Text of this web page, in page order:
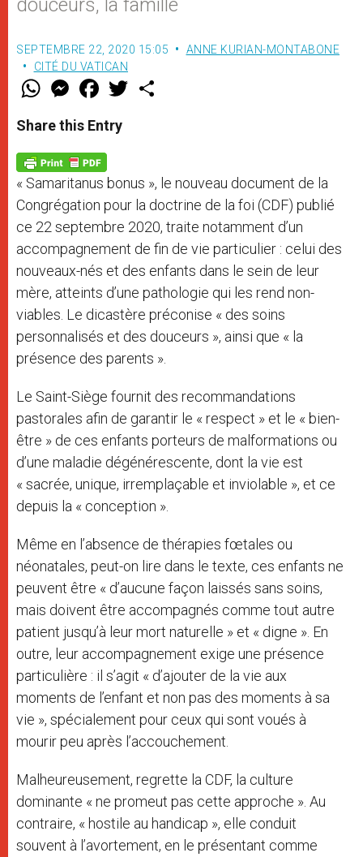
douceurs, la famille
SEPTEMBRE 22, 2020 15:05
ANNE KURIAN-MONTABONE
CITÉ DU VATICAN
W
t
s
p
p
M
e
s
e
g
e
r
F
a
e
b
o
k
w
Share this Entry
« Samaritanus bonus », le nouveau document de la
Congrégation pour la doctrine de la foi (CDF) publié
ce 22 septembre 2020, traite notamment d’un
accompagnement de fin de vie particulier : celui des
nouveaux-nés et des enfants dans le sein de leur
mère, atteints d’une pathologie qui les rend non-
viables. Le dicastère préconise « des soins
personnalisés et des douceurs », ainsi que « la
présence des parents ».
Le Saint-Siège fournit des recommandations
pastorales afin de garantir le « respect » et le « bien-
être » de ces enfants porteurs de malformations ou
d’une maladie dégénérescente, dont la vie est
« sacrée, unique, irremplaçable et inviolable », et ce
depuis la « conception ».
Même en l’absence de thérapies fœtales ou
néonatales, peut-on lire dans le texte, ces enfants ne
peuvent être « d’aucune façon laissés sans soins,
mais doivent être accompagnés comme tout autre
patient jusqu’à leur mort naturelle » et « digne ». En
outre, leur accompagnement exige une présence
particulière : il s’agit « d’ajouter de la vie aux
moments de l’enfant et non pas des moments à sa
vie », spécialement pour ceux qui sont voués à
mourir peu après l’accouchement.
Malheureusement, regrette la CDF, la culture
dominante « ne promeut pas cette approche ». Au
contraire, « hostile au handicap », elle conduit
souvent à l’avortement, en le présentant comme